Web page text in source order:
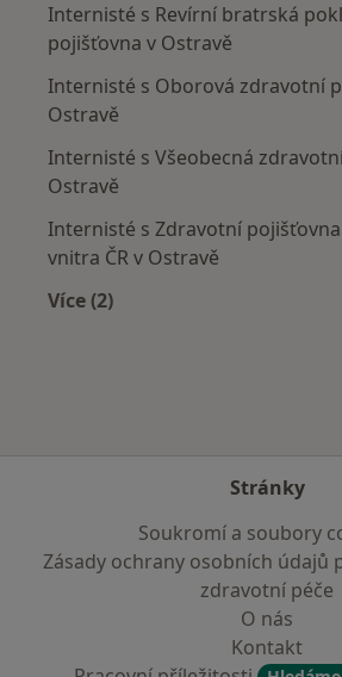
Internisté s Revírní bratrská
pojišťovna v Ostravě
Internisté s Oborová zdravotní
Ostravě
Internisté s Všeobecná
Ostravě
Internisté s Zdravotní
vnitra ČR v Ostravě
Více (2)
Stránky
Soukromí a soubory
Zásady ochrany osobních údajů
zdravotní péče
O nás
Kontakt